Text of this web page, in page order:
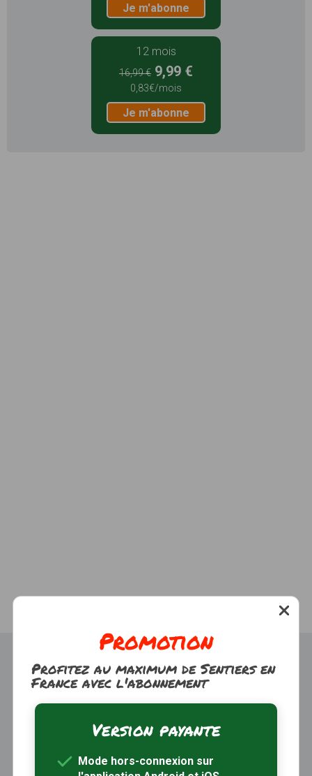
Je m'abonne
12 mois
16,99 € 9,99 €
0,83€/mois
Je m'abonne
Trouver une randonnée À propos
Inscription / Connexion
Promotion
Profitez au maximum de Sentiers en
France avec l'abonnement
Version payante
Mode hors-connexion sur